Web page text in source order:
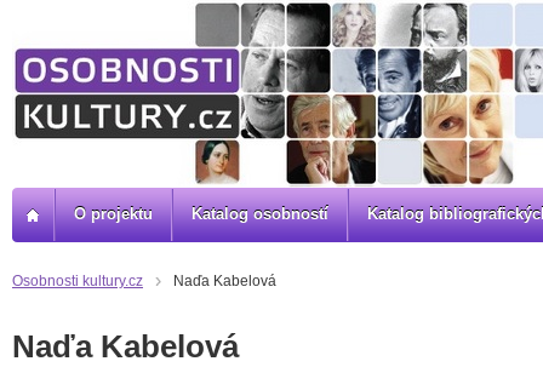
Osobnosti kultury.cz Naďa Kabelová
Naďa Kabelová
O projektu Katalog osobností Katalog